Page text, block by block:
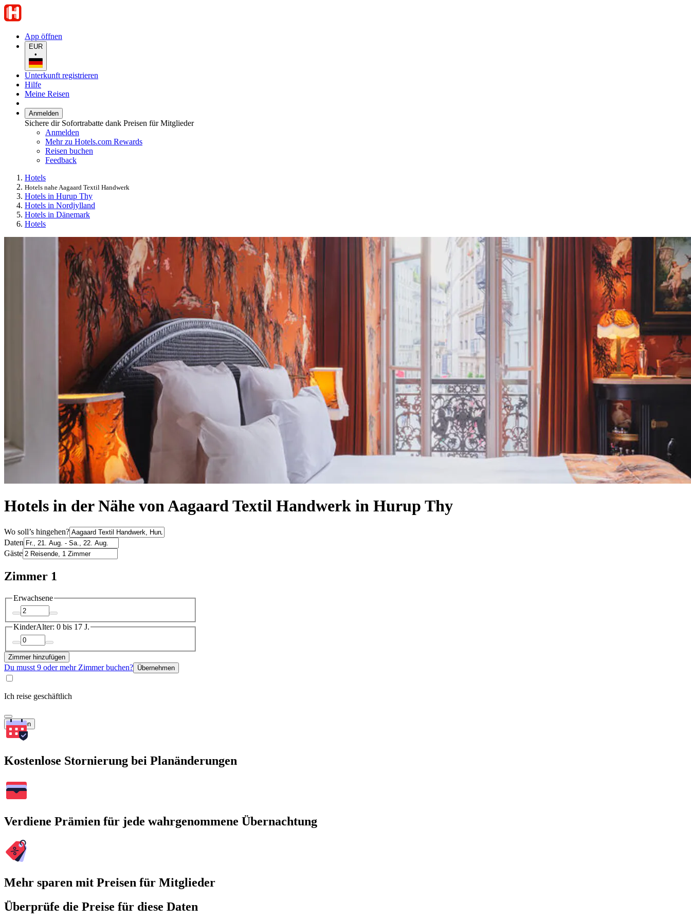
App öffnen
EUR
•
Unterkunft registrieren
Hilfe
Meine Reisen
Anmelden
Sichere dir Sofortrabatte dank Preisen für Mitglieder
Anmelden
Mehr zu Hotels.com Rewards
Reisen buchen
Feedback
Hotels
Hotels nahe Aagaard Textil Handwerk
Hotels in Hurup Thy
Hotels in Nordjylland
Hotels in Dänemark
Hotels
Hotels in der Nähe von Aagaard Textil Handwerk in Hurup Thy
Wo soll’s hingehen?
Daten
Gäste
Zimmer 1
Erwachsene
KinderAlter: 0 bis 17 J.
Zimmer hinzufügen
Du musst 9 oder mehr Zimmer buchen? Übernehmen
Ich reise geschäftlich
Suchen
Kostenlose Stornierung bei Planänderungen
Verdiene Prämien für jede wahrgenommene Übernachtung
Mehr sparen mit Preisen für Mitglieder
Überprüfe die Preise für diese Daten